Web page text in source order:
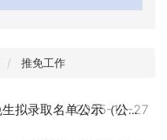
推免工作
山东理工大学接收2026年推免生拟录取名单公示（公示期已结束）
2025-11-27